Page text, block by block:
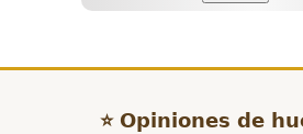
⭐ Opiniones de